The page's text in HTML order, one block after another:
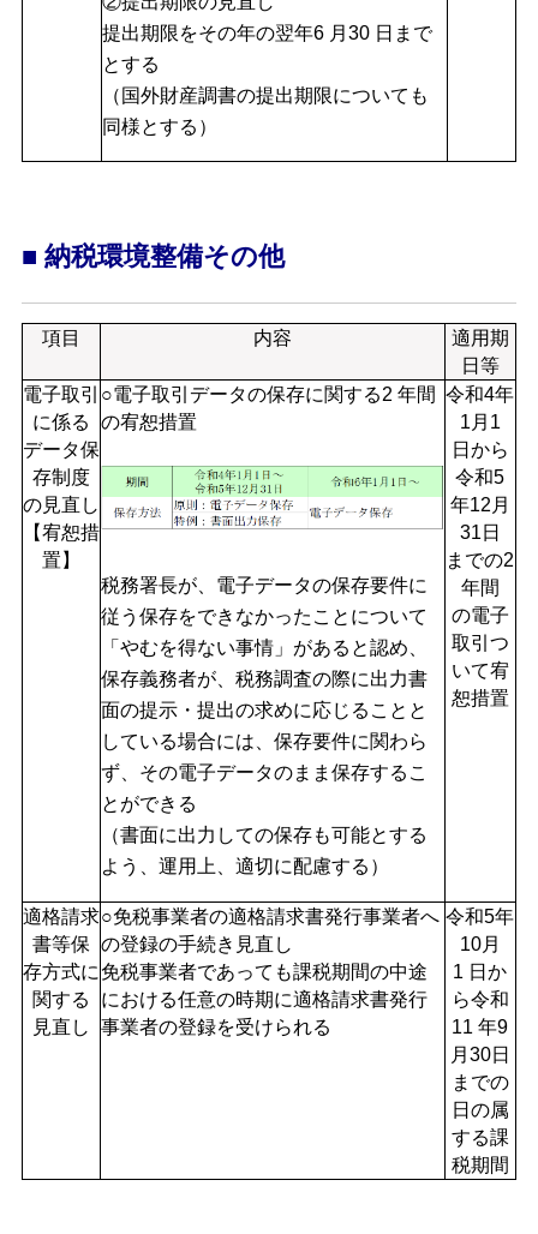
提出期限をその年の翌年6 月30 日まで
とする
（国外財産調書の提出期限についても
同様とする）
■ 納税環境整備その他
項目 内容
適用期
日等
電子取引
に係る
データ保
存制度
の見直し
【宥恕措
置】
○電子取引データの保存に関する2 年間
の宥恕措置
税務署長が、電子データの保存要件に
従う保存をできなかったことについて
「やむを得ない事情」があると認め、
保存義務者が、税務調査の際に出力書
面の提示・提出の求めに応じることと
している場合には、保存要件に関わら
ず、その電子データのまま保存するこ
とができる
（書面に出力しての保存も可能とする
よう、運用上、適切に配慮する）
令和4年
1月1
日から
令和5
年12月
31日
までの2
年間
の電子
取引つ
いて宥
恕措置
適格請求
書等保
存方式に
関する
見直し
○免税事業者の適格請求書発行事業者へ
の登録の手続き見直し
免税事業者であっても課税期間の中途
における任意の時期に適格請求書発行
事業者の登録を受けられる
令和5年
10月
1 日か
ら令和
11 年9
月30日
までの
日の属
する課
税期間